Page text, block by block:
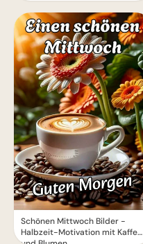
Schönen Mittwoch Bilder -
Halbzeit-Motivation mit Kaffee